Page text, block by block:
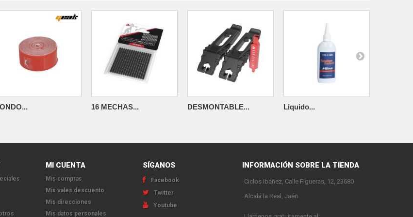
16 MECHAS... DESMONTABLE... Liquido...
MI CUENTA
Mis compras
Mis vales descuento
Mis direcciones
Mis datos personales
SÍGANOS
Facebook
Twitter
Youtube
INFORMACIÓN SOBRE LA TIENDA
Ciclos Ibáñez, Calle Figueras, 12, 23680
Alcalá la Real, Jaén